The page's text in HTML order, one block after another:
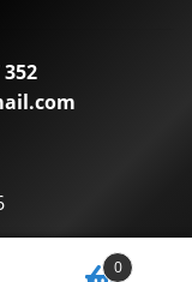
352
0